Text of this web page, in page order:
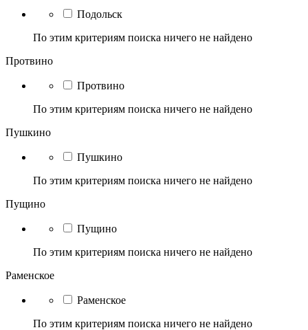
Подольск
По этим критериям поиска ничего не найдено
Протвино
Протвино
По этим критериям поиска ничего не найдено
Пушкино
Пушкино
По этим критериям поиска ничего не найдено
Пущино
Пущино
По этим критериям поиска ничего не найдено
Раменское
Раменское
По этим критериям поиска ничего не найдено